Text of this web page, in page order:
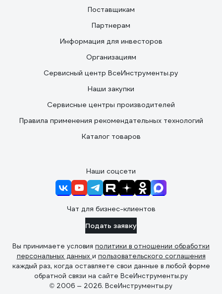
Поставщикам
Партнерам
Информация для инвесторов
Организациям
Сервисный центр ВсеИнструменты.ру
Наши закупки
Сервисные центры производителей
Правила применения рекомендательных технологий
Каталог товаров
Наши соцсети
Чат для бизнес-клиентов
Подать заявку
Вы принимаете условия политики в отношении обработки
персональных данных и пользовательского соглашения
каждый раз, когда оставляете свои данные в любой форме
обратной связи на сайте ВсеИнструменты.ру
© 2006 — 2026. ВсеИнструменты.ру